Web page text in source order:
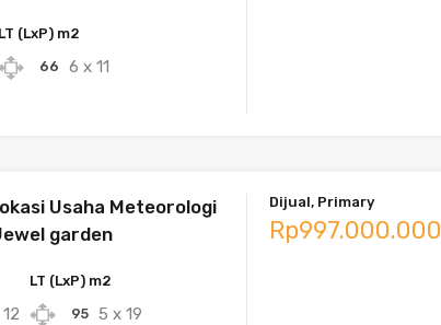
LT (LxP) m2
66 6 x 11
Usaha Meteorologi
garden
LT (LxP) m2
95 5 x 19
Dijual, Primary
Rp997.000.000